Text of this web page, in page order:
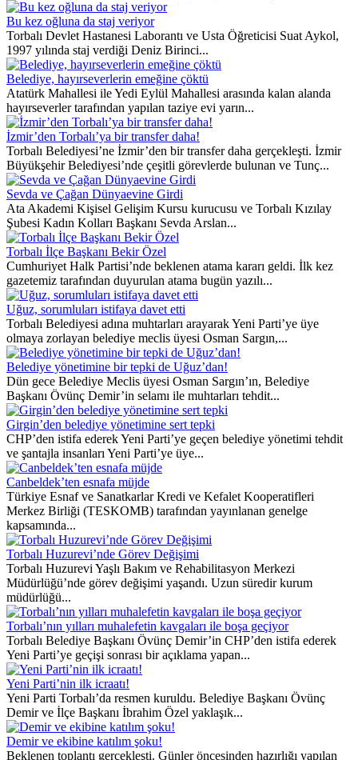
Bu kez oğluna da staj veriyor
Torbalı Devlet Hastanesi Laborantı ve Usta Öğreticisi Suat Aykol,
1997 yılında staj verdiği Deniz Birinci...
Belediye, hayırseverlerin emeğine çöktü
Atatürk Mahallesi ile Yedi Eylül Mahallesi arasında kalan alanda
hayırseverler tarafından yapılan taziye evi yarın...
İzmir’den Torbalı’ya bir transfer daha!
Torbalı Belediyesi’ne İzmir’den bir transfer daha gerçekleşti. İzmir
Büyükşehir Belediyesi’nde çeşitli görevlerde bulunan ve Tunç...
Sevda ve Çağan Dünyaevine Girdi
Ata Akademi Kişisel Gelişim Kursu kurucusu ve Torbalı Kızılay
Şubesi Kadın Kolları Başkanı Sevda Arslan...
Torbalı İlçe Başkanı Bekir Özel
Cumhuriyet Halk Partisi’nde beklenen atama kararı geldi. İlk kez
gazetemiz tarafından duyurulan atama bugün yazılı...
Uğuz, sorumluları istifaya davet etti
Torbalı Belediyesi adına muhtarları arayarak Yeni Parti’ye üye
olmaya zorlayan belediye meclis üyesi Osman Sargın,...
Belediye yönetimine bir tepki de Uğuz’dan!
Dün gece Belediye Meclis üyesi Osman Sargın’ın, Belediye
Başkanı Övünç Demir’in selamı ile muhtarları tehdit...
Girgin’den belediye yönetimine sert tepki
CHP’den istifa ederek Yeni Parti’ye geçen belediye yönetimi tehdit
ve şantajla insanları Yeni Parti’ye üye...
Canbeldek’ten esnafa müjde
Türkiye Esnaf ve Sanatkarlar Kredi ve Kefalet Kooperatifleri
Merkez Birliği (TESKOMB) tarafından yayınlanan genelge
kapsamında...
Torbalı Huzurevi’nde Görev Değişimi
Torbalı Huzurevi Yaşlı Bakım ve Rehabilitasyon Merkezi
Müdürlüğü’nde görev değişimi yaşandı. Uzun süredir kurum
müdürlüğü...
Torbalı’nın yılları muhalefetin kavgaları ile boşa geçiyor
Torbalı Belediye Başkanı Övünç Demir’in CHP’den istifa ederek
Yeni Parti’ye geçişi sonrası bir açıklama yapan...
Yeni Parti’nin ilk icraatı!
Yeni Parti Torbalı’da resmen kuruldu. Belediye Başkanı Övünç
Demir ve İlçe Başkanı İbrahim Özel yaklaşık...
Demir ve ekibine katılım şoku!
Beklenen toplantı gerçekleşti. Günler öncesinden hazırlığı yapılan